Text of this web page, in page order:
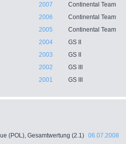
2007
Continental Team
2006
Continental Team
2005
Continental Team
2004
GS II
2003
GS II
2002
GS III
2001 GS III
(POL), Gesamtwertung (2.1) 06.07.2008